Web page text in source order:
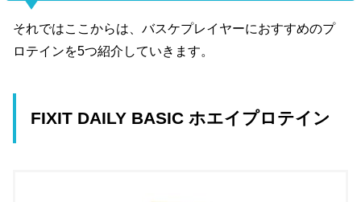
それではここからは、バスケプレイヤーにおすすめのプ
ロテインを5つ紹介していきます。
FIXIT DAILY BASIC ホエイプロテイン